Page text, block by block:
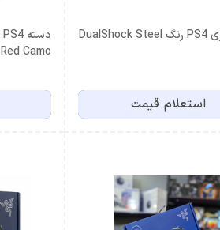
دسته بازی PS4 رنگ DualShock Steel
استعلام قیمت
Red Camo (کارکرده)